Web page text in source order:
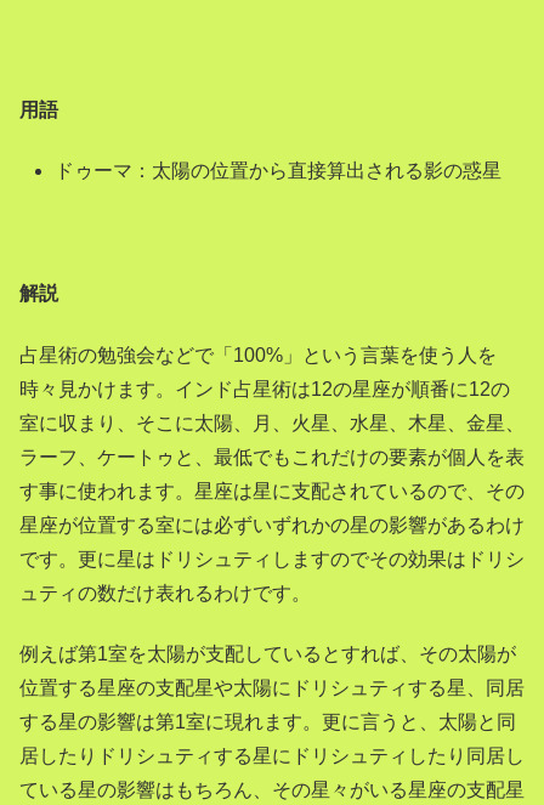
用語
ドゥーマ：太陽の位置から直接算出される影の惑星
解説
占星術の勉強会などで「100%」という言葉を使う人を
時々見かけます。インド占星術は12の星座が順番に12の
室に収まり、そこに太陽、月、火星、水星、木星、金星、
ラーフ、ケートゥと、最低でもこれだけの要素が個人を表
す事に使われます。星座は星に支配されているので、その
星座が位置する室には必ずいずれかの星の影響があるわけ
です。更に星はドリシュティしますのでその効果はドリシ
ュティの数だけ表れるわけです。
例えば第1室を太陽が支配しているとすれば、その太陽が
位置する星座の支配星や太陽にドリシュティする星、同居
する星の影響は第1室に現れます。更に言うと、太陽と同
居したりドリシュティする星にドリシュティしたり同居し
ている星の影響はもちろん、その星々がいる星座の支配星